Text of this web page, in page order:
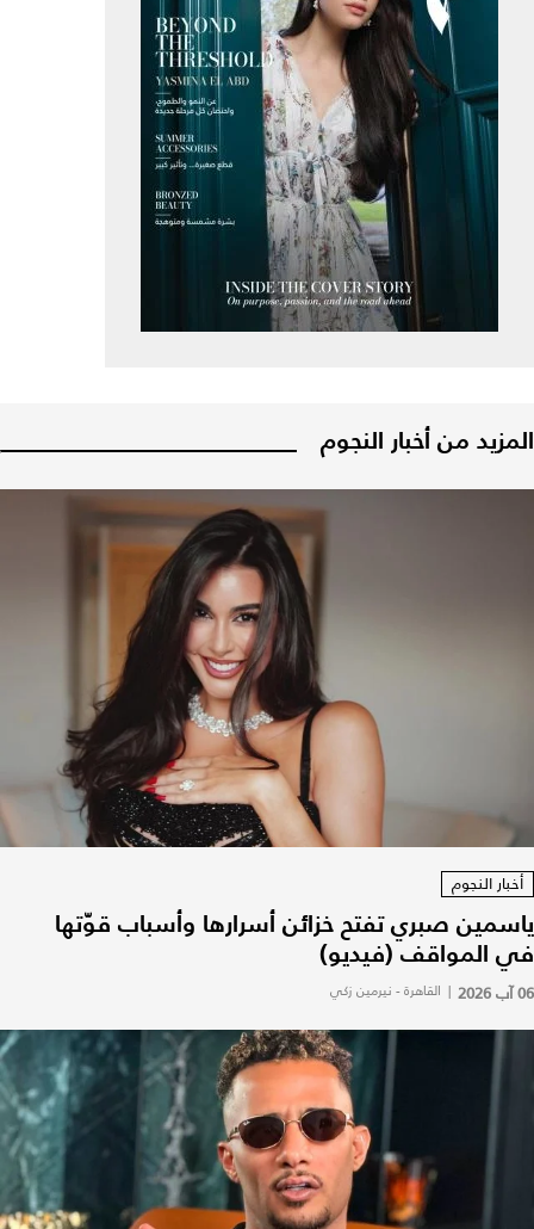
المزيد من أخبار النجوم
أخبار النجوم
ياسمين صبري تفتح خزائن أسرارها وأسباب قوّتها
في المواقف (فيديو)
06 آب 2026 | القاهرة - نيرمين زكي